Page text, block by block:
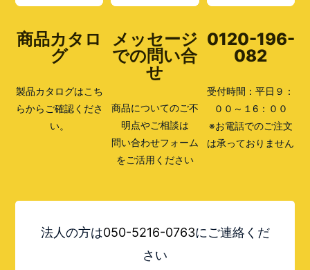
商品カタロ
グ
製品カタログはこち
らからご確認くださ
い。
メッセージ
での問い合
せ
商品についてのご不
明点やご相談は
問い合わせフォーム
をご活用ください
0120-196-
082
受付時間：平日９：
００～１6：００
※お電話でのご注文
は承っておりません
法人の方は050-5216-0763にご連絡くだ
さい